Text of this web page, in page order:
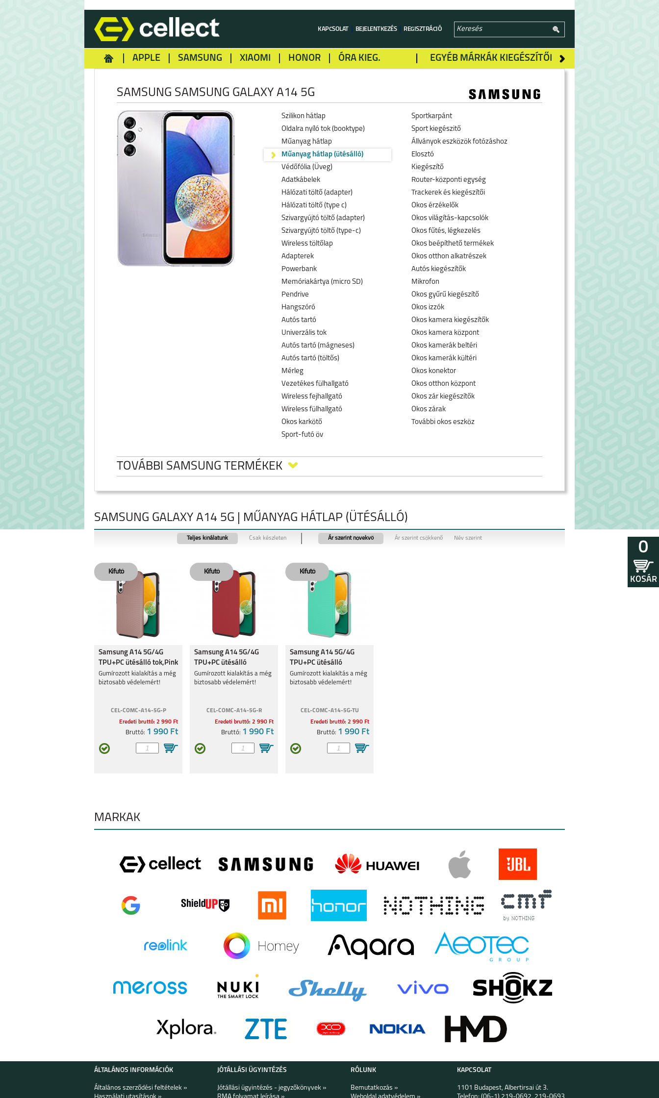
KAPCSOLAT BEJELENTKEZÉS REGISZTRÁCIÓ
EGYÉB MÁRKÁK KIEGÉSZÍTŐI
APPLE SAMSUNG XIAOMI HONOR ÓRA KIEG.
SAMSUNG SAMSUNG GALAXY A14 5G
Szilikon hátlap
Oldalra nyíló tok (booktype)
Műanyag hátlap
Műanyag hátlap (ütésálló)
Védőfólia (Üveg)
Adatkábelek
Hálózati töltő (adapter)
Hálózati töltő (type c)
Szivargyújtó töltő (adapter)
Szivargyújtó töltő (type-c)
Wireless töltőlap
Adapterek
Powerbank
Memóriakártya (micro SD)
Pendrive
Hangszóró
Autós tartó
Univerzális tok
Autós tartó (mágneses)
Autós tartó (töltős)
Mérleg
Vezetékes fülhallgató
Wireless fejhallgató
Wireless fülhallgató
Okos karkötő
Sport-futó öv
Sportkarpánt
Sport kiegészitő
Állványok eszközök fotózáshoz
Elosztó
Kiegészítő
Router-központi egység
Trackerek és kiegészítői
Okos érzékelők
Okos világítás-kapcsolók
Okos fűtés, légkezelés
Okos beépíthető termékek
Okos otthon alkatrészek
Autós kiegészítők
Mikrofon
Okos gyűrű kiegészítő
Okos izzók
Okos kamera kiegészítők
Okos kamera központ
Okos kamerák beltéri
Okos kamerák kültéri
Okos konektor
Okos otthon központ
Okos zár kiegészítők
Okos zárak
További okos eszköz
TOVÁBBI SAMSUNG TERMÉKEK
SAMSUNG GALAXY
FOLD8
SAMSUNG GALAXY
FOLD8 ULTRA
SAMSUNG GALAXY
SAMSUNG GALAXY
S26
SAMSUNG GALAXY
S26 ULTRA
SAMSUNG GALAXY
A27
SAMSUNG GALAXY
SAMSUNG GALAXY
A57
FOLD7
FLIP7 FE
SAMSUNG GALAXY
SAMSUNG GALAXY
SAMSUNG GALAXY
SAMSUNG GALAXY
SAMSUNG GALAXY
SAMSUNG GALAXY A14 5G | MŰANYAG HÁTLAP (ÜTÉSÁLLÓ)
Teljes kínálatunk Csak készleten Ár szerint növekvő Ár szerint csökkenő Név szerint
Samsung A14 5G/4G
TPU+PC ütésálló tok,Pink
Gumírozott kialakítás a még
biztosabb védelemért!
CEL-COMC-A14-5G-P
Eredeti bruttó: 2 990 Ft
Bruttó: 1 990 Ft
Samsung A14 5G/4G
TPU+PC ütésálló
tok,Piros
Gumírozott kialakítás a még
biztosabb védelemért!
CEL-COMC-A14-5G-R
Eredeti bruttó: 2 990 Ft
Bruttó: 1 990 Ft
Samsung A14 5G/4G
TPU+PC ütésálló
tok,Türkiz
Gumírozott kialakítás a még
biztosabb védelemért!
CEL-COMC-A14-5G-TU
Eredeti bruttó: 2 990 Ft
Bruttó: 1 990 Ft
MÁRKÁK
ÁLTALÁNOS INFORMÁCIÓK
Általános szerződési feltételek »
JÓTÁLLÁSI ÜGYINTÉZÉS
Jótállási ügyintézés - jegyzőkönyvek »
RÓLUNK
Bemutatkozás »
KAPCSOLAT
1101 Budapest, Albertirsai út 3.
0
KOSÁR